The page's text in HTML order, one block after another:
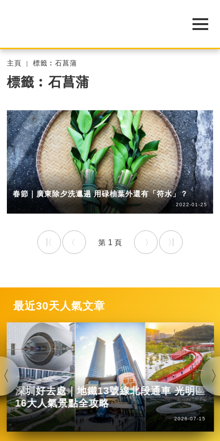
主頁 標籤︰石菖蒲
標籤︰石菖蒲
春節｜廣東除夕洗邋遢 用碌柚葉外還有「符水」？
2022-01-25
1
最近30天人氣文章
深圳好去處｜地鐵13號線北段通車 光明區
16大人氣景點全攻略
2026-07-15